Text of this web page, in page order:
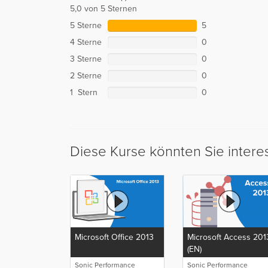
5,0 von 5 Sternen
5 Sterne
5
4 Sterne
0
3 Sterne
0
2 Sterne
0
1 Stern
0
Diese Kurse könnten Sie
Microsoft Office 2013
Sonic Performance
Microsoft Access
(EN)
Sonic Performance